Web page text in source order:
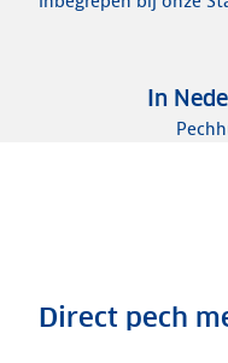
In
Direct pech